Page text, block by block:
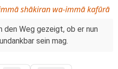
shākiran wa-immā kafūrā
den Weg gezeigt, ob er nun
sein mag.